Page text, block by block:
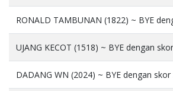
RONALD TAMBUNAN (1822) ~ BYE
UJANG KECOT (1518) ~ BYE dengan
DADANG WN (2024) ~ BYE dengan skor